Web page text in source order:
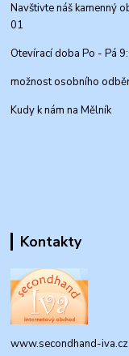
Navštivte náš kamenný
01
Otevírací doba Po - Pá
možnost osobního
Kudy k nám na Mělník
Kontakty
www.secondhand-iva.cz